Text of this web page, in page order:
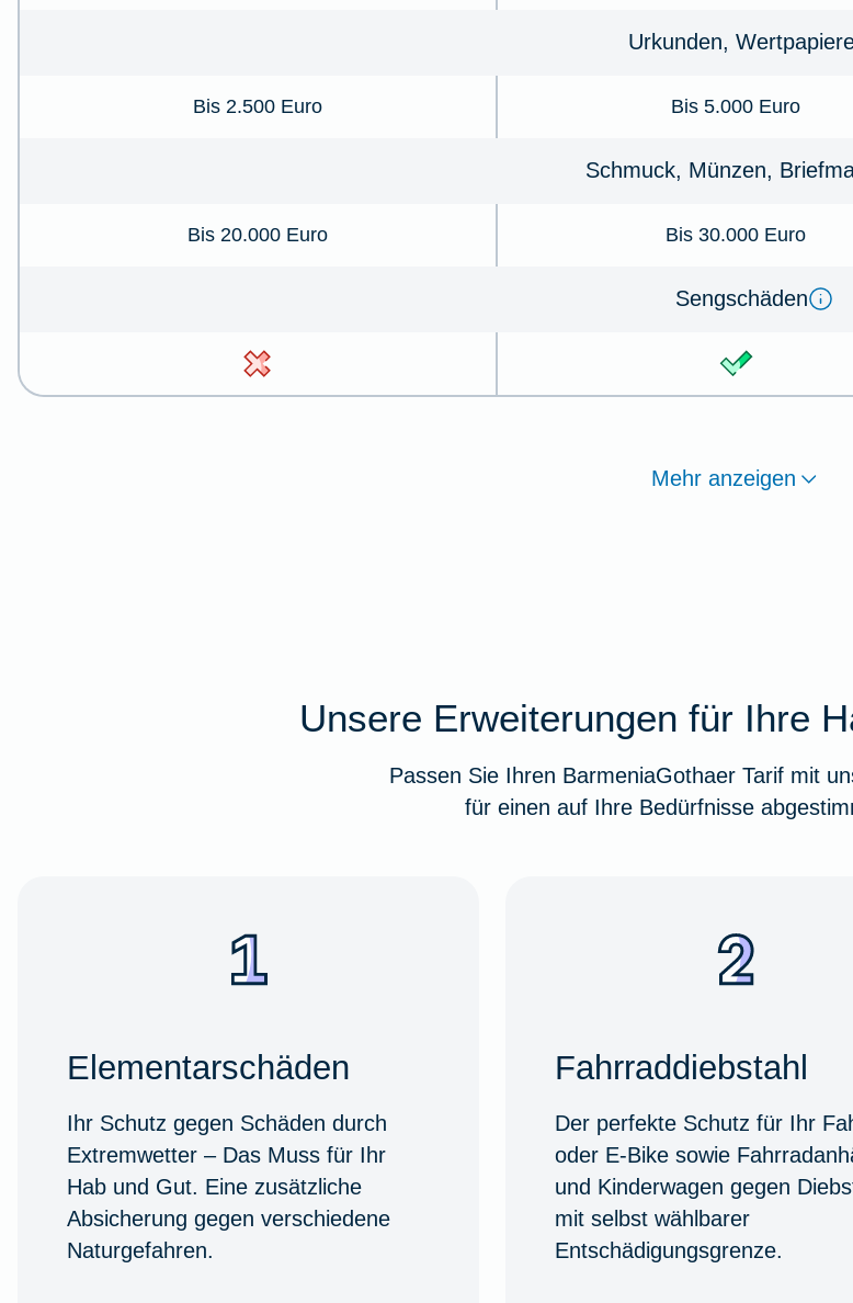
Urkunden,
Bis 2.500 Euro Bis 5.000 Euro
Schmuck, Münzen,
Bis 20.000 Euro Bis 30.000 Euro
Sengschäden
Mehr anzeigen
Unsere Erweiterungen für Ihre
Passen Sie Ihren BarmeniaGothaer Tarif mit
für einen auf Ihre Bedürfnisse
Elementarschäden
Ihr Schutz gegen Schäden durch
Extremwetter – Das Muss für Ihr
Hab und Gut. Eine zusätzliche
Absicherung gegen verschiedene
Naturgefahren.
Fahrraddiebstahl
Der perfekte Schutz für Ihr
oder E-Bike sowie
und Kinderwagen gegen
mit selbst wählbarer
Entschädigungsgrenze.